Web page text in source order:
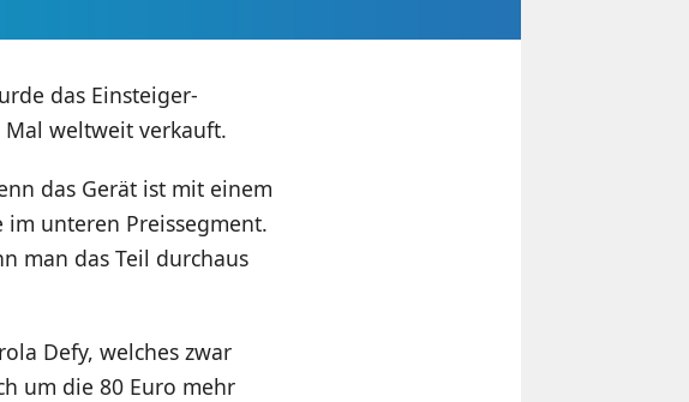
das Einsteiger-
Mal weltweit verkauft.
das Gerät ist mit einem
unteren Preissegment.
man das Teil durchaus
Defy, welches zwar
um die 80 Euro mehr